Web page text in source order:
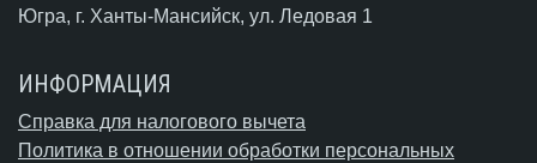
Югра, г. Ханты-Мансийск, ул. Ледовая 1
ИНФОРМАЦИЯ
Справка для налогового вычета
Политика в отношении обработки персональных